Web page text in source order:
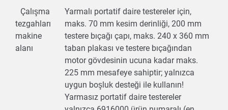
Çalışma
tezgahları
makine
alanı
Yarmalı portatif daire testereler için,
maks. 70 mm kesim derinliği, 200 mm
testere bıçağı çapı, maks. 240 x 360 mm
taban plakası ve testere bıçağından
motor gövdesinin ucuna kadar maks.
225 mm mesafeye sahiptir; yalnızca
uygun boşluk desteği ile kullanın!
Yarmasız portatif daire testereler